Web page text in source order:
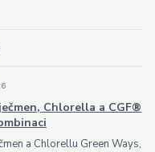
Chlorella a CGF®
a Chlorellu Green Ways,